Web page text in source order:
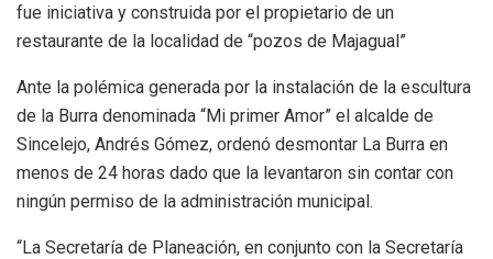
fue iniciativa y construida por el propietario de un
restaurante de la localidad de “pozos de Majagual”
Ante la polémica generada por la instalación de la escultura
de la Burra denominada “Mi primer Amor” el alcalde de
Sincelejo, Andrés Gómez, ordenó desmontar La Burra en
menos de 24 horas dado que la levantaron sin contar con
ningún permiso de la administración municipal.
“La Secretaría de Planeación, en conjunto con la Secretaría